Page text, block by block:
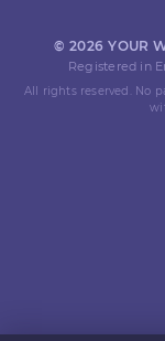
© 2026 YOUR
Registered in
All rights reserved. No